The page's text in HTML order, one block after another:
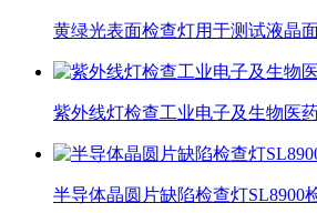
黄绿光表面检查灯用于测试液晶
紫外线灯检查工业电子及生物医
半导体晶圆片缺陷检查灯SL8900